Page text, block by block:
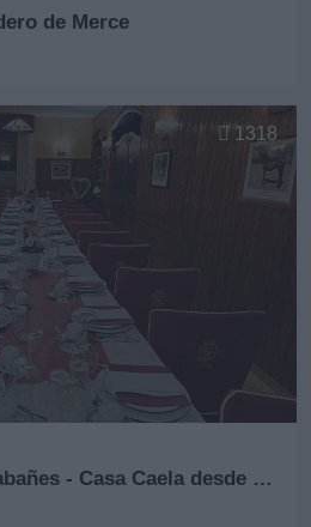
de Merce
* Restaurante Les Cabañes - Casa Caela desde 1967
1318